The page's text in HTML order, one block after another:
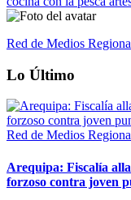
Red de Medios
Lo Último
Red de Medios
Arequipa: Fiscalía
forzoso contra joven